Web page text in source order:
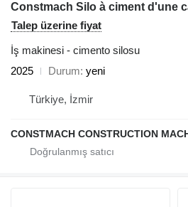
Talep üzerine fiyat
İş makinesi - cimento silosu
2025
Durum yeni
Türkiye, İzmir
CONSTMACH CONSTRUCTION